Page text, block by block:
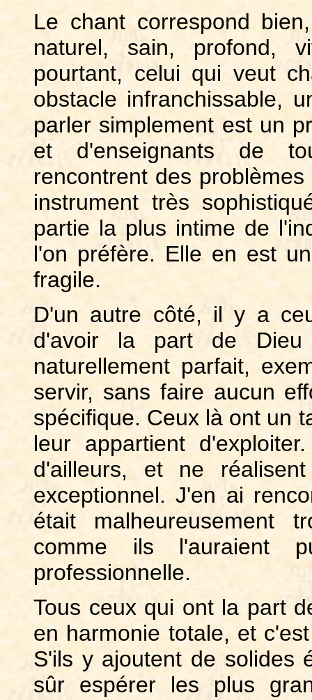
Le chant correspond
naturel, sain, profond,
pourtant, celui qui veut
obstacle infranchissable,
parler simplement est un
et d'enseignants de
rencontrent des
instrument très
partie la plus intime de
l'on préfère. Elle en est
fragile.
D'un autre côté, il y a
d'avoir la part de Dieu
naturellement parfait,
servir, sans faire aucun
spécifique. Ceux là ont un
leur appartient
d'ailleurs, et ne
exceptionnel. J'en ai
était malheureusement
comme ils l'auraient
professionnelle.
Tous ceux qui ont la part
en harmonie totale, et
S'ils y ajoutent de solides
sûr espérer les plus